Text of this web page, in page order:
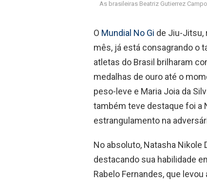
As brasileiras Beatriz Gutierrez
O Mundial No Gi de Jiu-Jitsu,
mês, já está consagrando o
atletas do Brasil brilharam
medalhas de ouro até o
peso-leve e Maria Joia da
também teve destaque foi a
estrangulamento na
No absoluto, Natasha Nikole
destacando sua habilidade
Rabelo Fernandes, que